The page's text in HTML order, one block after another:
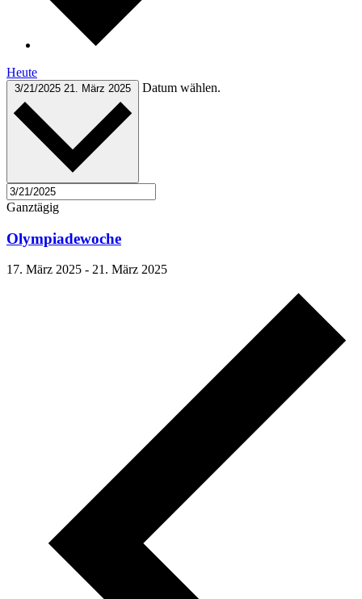
Heute
3/21/2025 21. März 2025 Datum wählen.
Ganztägig
Olympiadewoche
17. März 2025 - 21. März 2025